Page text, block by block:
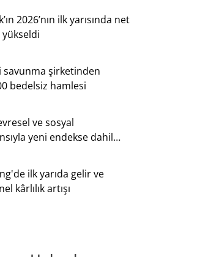
2026’nın ilk yarısında net
yükseldi
savunma şirketinden
bedelsiz hamlesi
ve sosyal
yeni endekse dahil
ilk yarıda gelir ve
kârlılık artışı